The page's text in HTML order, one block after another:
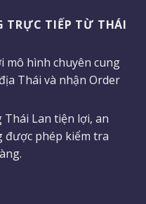
TRỰC TIẾP TỪ THÁI
mô hình chuyên cung
Thái và nhận Order
Lan tiện lợi, an
được phép kiểm tra